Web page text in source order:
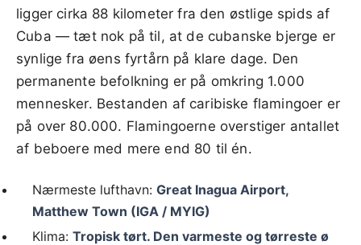
ligger cirka 88 kilometer fra den østlige spids af
Cuba — tæt nok på til, at de cubanske bjerge er
synlige fra øens fyrtårn på klare dage. Den
permanente befolkning er på omkring 1.000
mennesker. Bestanden af caribiske flamingoer er
på over 80.000. Flamingoerne overstiger antallet
af beboere med mere end 80 til én.
Nærmeste lufthavn: Great Inagua Airport,
Matthew Town (IGA / MYIG)
Klima: Tropisk tørt. Den varmeste og tørreste ø